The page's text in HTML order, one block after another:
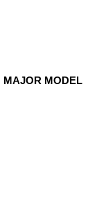
MAJOR MODEL